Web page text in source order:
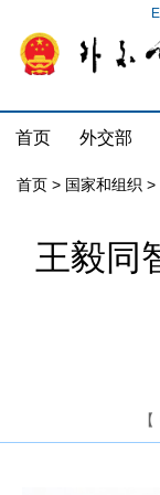
首页 外交部
首页 > 国家和组织 >
王毅同
【